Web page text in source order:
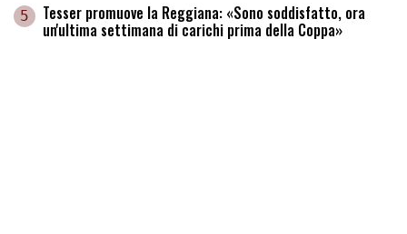
5 Tesser promuove la Reggiana: «Sono soddisfatto, ora
un'ultima settimana di carichi prima della Coppa»